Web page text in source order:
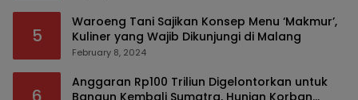
5
Waroeng Tani Sajikan Konsep Menu ‘Makmur’,
Kuliner yang Wajib Dikunjungi di Malang
February 8, 2024
Anggaran Rp100 Triliun Digelontorkan untuk